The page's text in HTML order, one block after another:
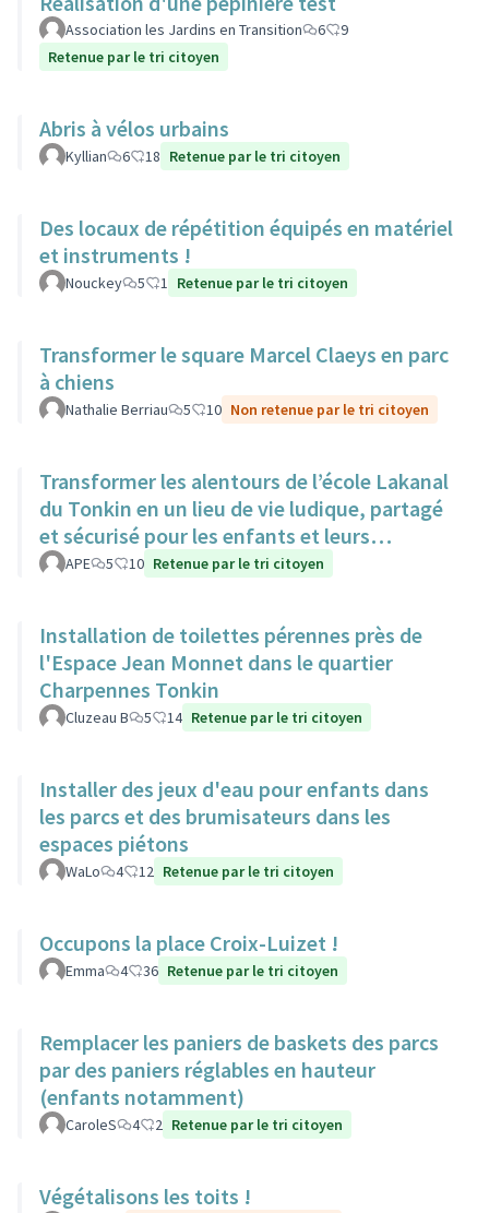
Association les Jardins en Transition 6
9
Retenue par le tri citoyen
Abris à vélos urbains
Kyllian 6 18 Retenue par le tri citoyen
Des locaux de répétition équipés en matériel
et instruments !
Nouckey 5 1 Retenue par le tri citoyen
Transformer le square Marcel Claeys en parc
à chiens
Nathalie Berriau 5 10 Non retenue par le tri citoyen
Transformer les alentours de l’école Lakanal
du Tonkin en un lieu de vie ludique, partagé
et sécurisé pour les enfants et leurs
familles.
APE 5 10 Retenue par le tri citoyen
Installation de toilettes pérennes près de
l'Espace Jean Monnet dans le quartier
Charpennes Tonkin
Cluzeau B 5 14 Retenue par le tri citoyen
Installer des jeux d'eau pour enfants dans
les parcs et des brumisateurs dans les
espaces piétons
WaLo 4 12 Retenue par le tri citoyen
Occupons la place Croix-Luizet !
Emma 4 36 Retenue par le tri citoyen
Remplacer les paniers de baskets des parcs
par des paniers réglables en hauteur
(enfants notamment)
CaroleS 4 2 Retenue par le tri citoyen
Végétalisons les toits !